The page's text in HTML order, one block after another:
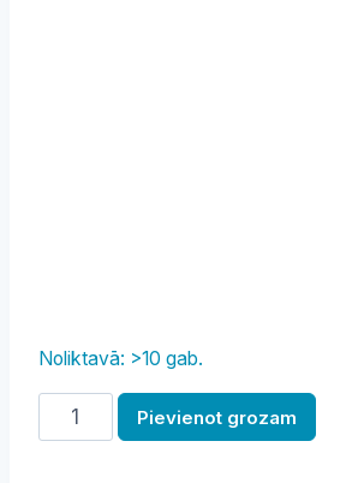
Noliktavā: >10 gab.
Krīts
burku
Pievienot grozam